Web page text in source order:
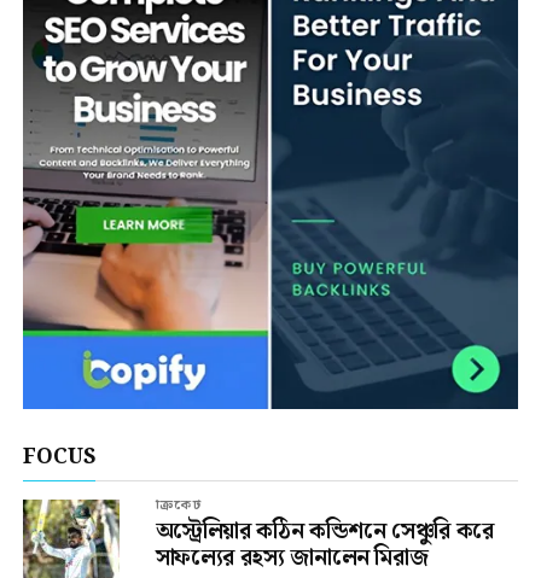
FOCUS
ক্রিকেট
অস্ট্রেলিয়ার কঠিন কন্ডিশনে সেঞ্চুরি করে
সাফল্যের রহস্য জানালেন মিরাজ